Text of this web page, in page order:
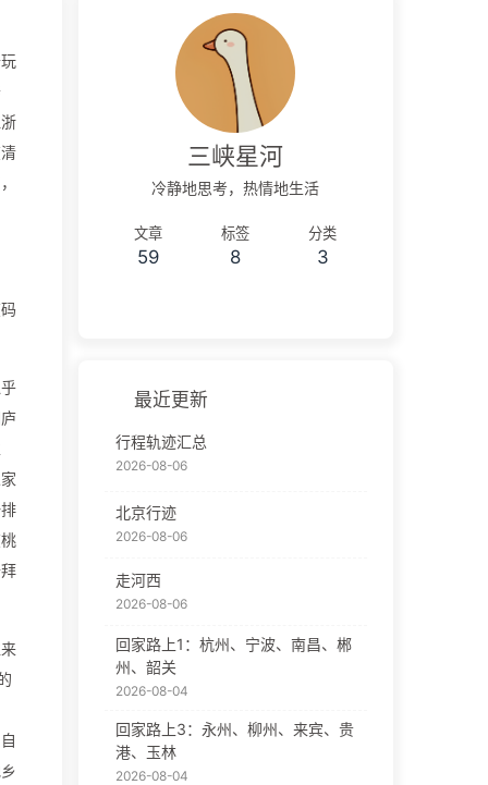
三峡星河
冷静地思考，热情地生活
文章
59
标签
8
分类
3
最近更新
行程轨迹汇总
2026-08-06
北京行迹
2026-08-06
走河西
2026-08-06
回家路上1：杭州、宁波、南昌、郴
州、韶关
2026-08-04
回家路上3：永州、柳州、来宾、贵
港、玉林
2026-08-04